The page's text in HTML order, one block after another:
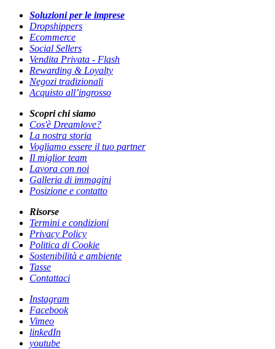
Soluzioni per le imprese
Dropshippers
Ecommerce
Social Sellers
Vendita Privata - Flash
Rewarding & Loyalty
Negozi tradizionali
Acquisto all’ingrosso
Scopri chi siamo
Cos'è Dreamlove?
La nostra storia
Vogliamo essere il tuo partner
Il miglior team
Lavora con noi
Galleria di immagini
Posizione e contatto
Risorse
Termini e condizioni
Privacy Policy
Politica di Cookie
Sostenibilità e ambiente
Tasse
Contattaci
Instagram
Facebook
Vimeo
linkedIn
youtube